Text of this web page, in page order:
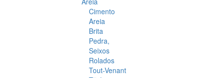
Cimento
Areia
Brita
Pedra,
Seixos
Rolados
Tout-Venant